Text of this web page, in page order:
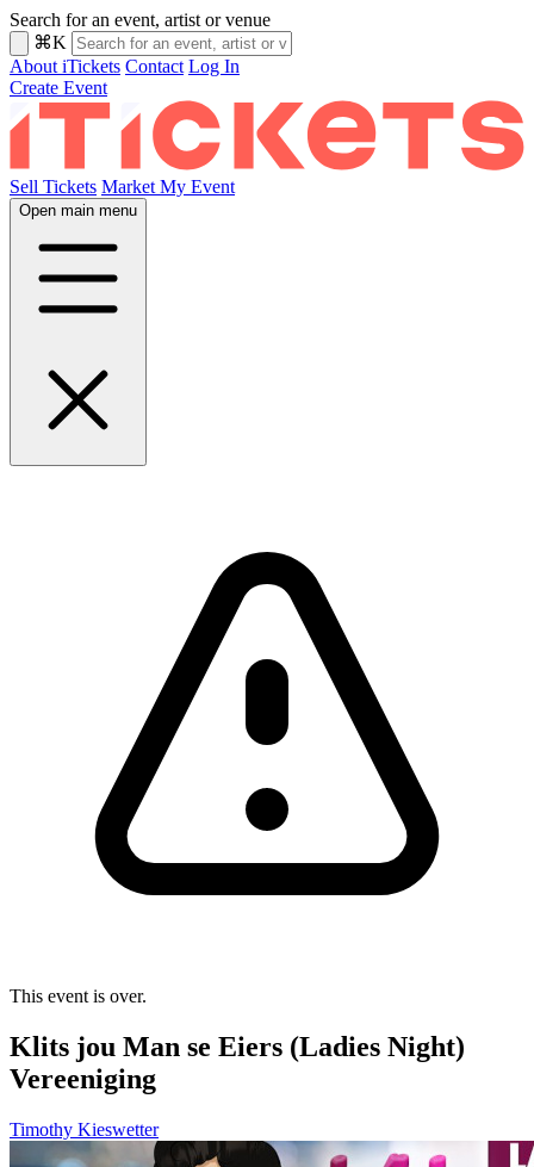
Search for an event, artist or venue
⌘K
About iTickets Contact Log In
Create Event
Sell Tickets Market My Event
Open main menu
This event is over.
Klits jou Man se Eiers (Ladies Night)
Vereeniging
Timothy Kieswetter